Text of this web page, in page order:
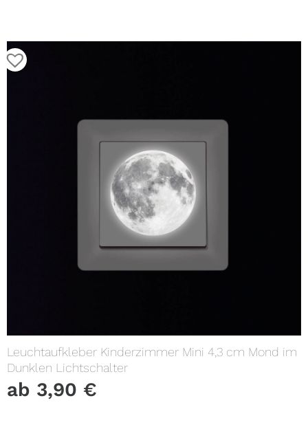
Leuchtaufkleber Kinderzimmer Mini 4,3 cm Mond im
Dunklen Lichtschalter
ab 3,90 €